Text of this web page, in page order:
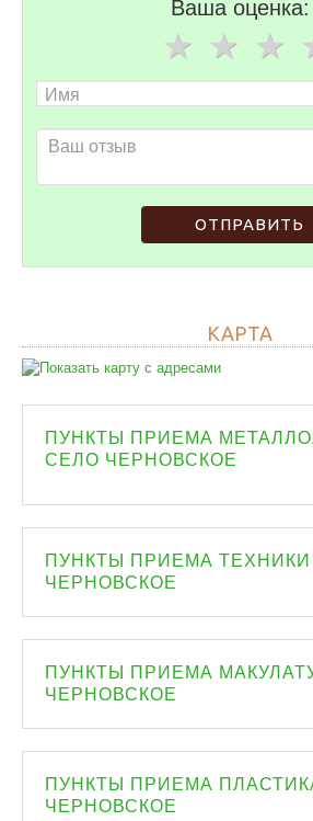
Ваша оценка:
ОТПРАВИТЬ
КАРТА
ПУНКТЫ ПРИЕМА
СЕЛО ЧЕРНОВСКОЕ
ПУНКТЫ ПРИЕМА
ЧЕРНОВСКОЕ
ПУНКТЫ ПРИЕМА
ЧЕРНОВСКОЕ
ПУНКТЫ ПРИЕМА
ЧЕРНОВСКОЕ